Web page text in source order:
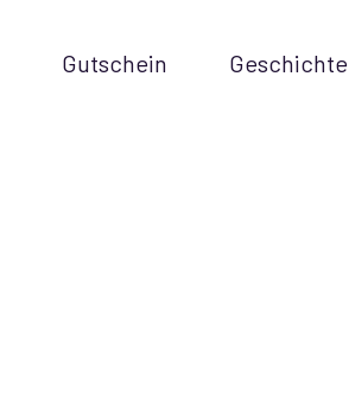
Gutschein Geschichte